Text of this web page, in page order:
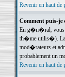
Revenir en haut de
Comment puis-je
En g�n�ral, vous
th�me utilis�). La
mod�rateurs et
probablement un
Revenir en haut de